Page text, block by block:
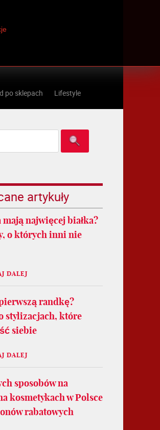
po sklepach Lifestyle
artykuły
najwięcej białka?
o których inni nie
DALEJ
randkę?
stylizacjach, które
siebie
DALEJ
sposobów na
kosmetykach w Polsce
rabatowych